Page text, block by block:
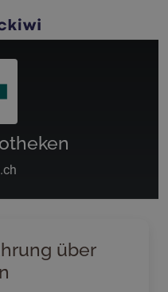
über